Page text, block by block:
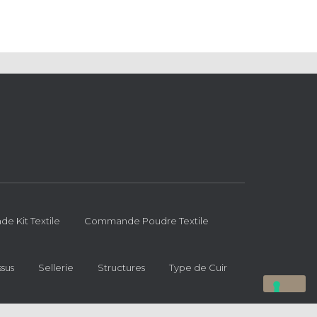
Kit Textile Commande Poudre Textile
Sellerie Structures Type de Cuir